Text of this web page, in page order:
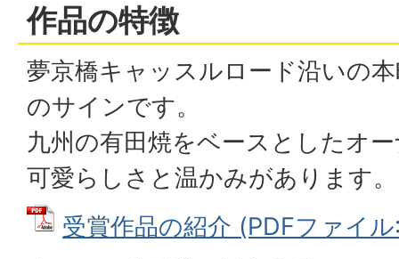
作品の特徴
夢京橋キャッスルロード沿いの
のサインです。
九州の有田焼をベースとしたオ
可愛らしさと温かみがあります。
受賞作品の紹介 (PDFファイ